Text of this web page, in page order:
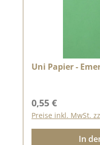
Uni Papier -
Regulärer Preis:
0,55 €
Preise inkl. MwSt.
In